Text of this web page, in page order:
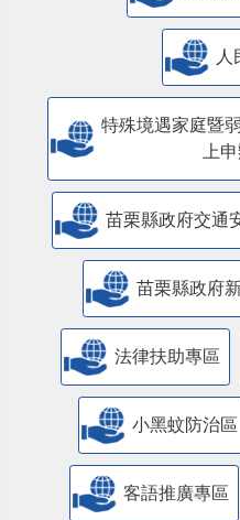
人
特殊境遇家庭暨
上
苗栗縣政府交通
苗栗縣政府
法律扶助專區
小黑蚊防治區
客語推廣專區